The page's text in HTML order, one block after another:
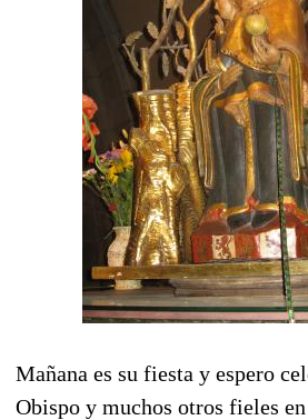
Mañana es su fiesta y espero
Obispo y muchos otros fieles